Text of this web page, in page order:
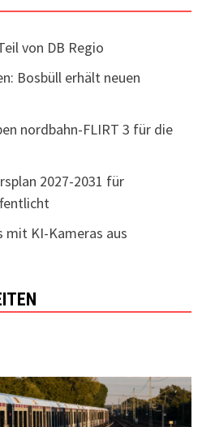
von DB Regio
Bosbüll erhält neuen
nordbahn-FLIRT 3 für die
2027-2031 für
mit KI-Kameras aus